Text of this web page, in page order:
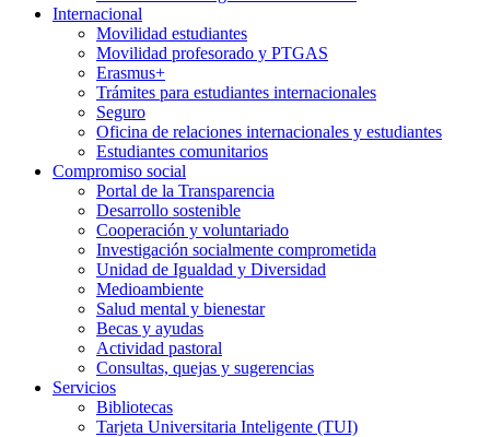
Internacional
Movilidad estudiantes
Movilidad profesorado y PTGAS
Erasmus+
Trámites para estudiantes internacionales
Seguro
Oficina de relaciones internacionales y estudiantes
Estudiantes comunitarios
Compromiso social
Portal de la Transparencia
Desarrollo sostenible
Cooperación y voluntariado
Investigación socialmente comprometida
Unidad de Igualdad y Diversidad
Medioambiente
Salud mental y bienestar
Becas y ayudas
Actividad pastoral
Consultas, quejas y sugerencias
Servicios
Bibliotecas
Tarjeta Universitaria Inteligente (TUI)